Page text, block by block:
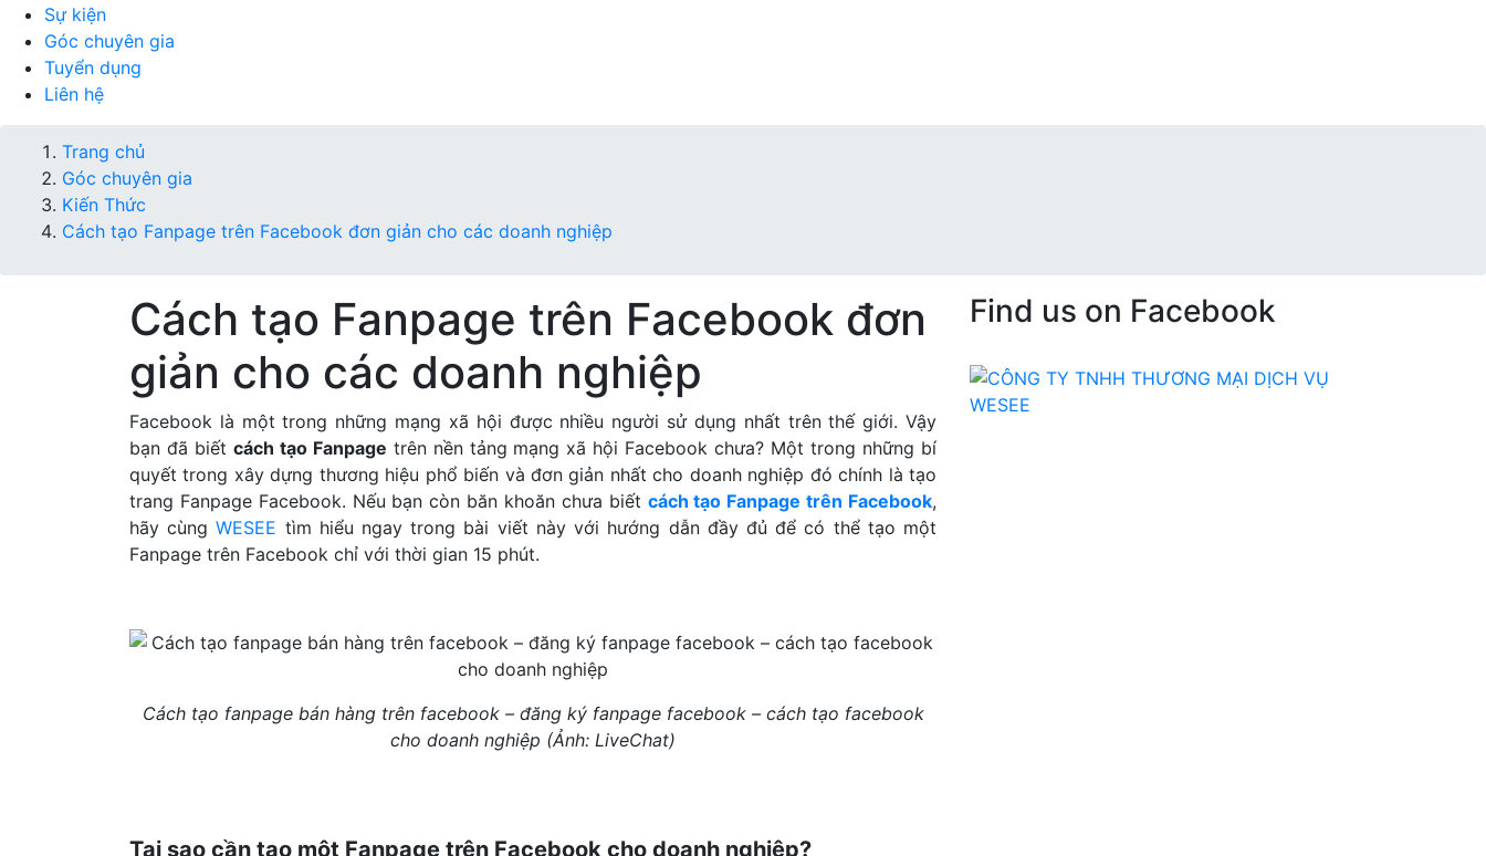
Sự kiện
Góc chuyên gia
Tuyển dụng
Liên hệ
Trang chủ
Góc chuyên gia
Kiến Thức
Cách tạo Fanpage trên Facebook đơn giản cho các doanh nghiệp
Cách tạo Fanpage trên Facebook đơn
giản cho các doanh nghiệp
Facebook là một trong những mạng xã hội được nhiều người sử dụng nhất trên thế giới. Vậy
bạn đã biết cách tạo Fanpage trên nền tảng mạng xã hội Facebook chưa? Một trong những bí
quyết trong xây dựng thương hiệu phổ biến và đơn giản nhất cho doanh nghiệp đó chính là tạo
trang Fanpage Facebook. Nếu bạn còn băn khoăn chưa biết cách tạo Fanpage trên Facebook,
hãy cùngWESEE tìm hiểu ngay trong bài viết này với hướng dẫn đầy đủ để có thể tạo một
Fanpage trên Facebook chỉ với thời gian 15 phút.
Cách tạo fanpage bán hàng trên facebook – đăng ký fanpage facebook – cách tạo facebook
cho doanh nghiệp (Ảnh: LiveChat)
Tại sao cần tạo một Fanpage trên Facebook cho doanh nghiệp?
Find us on Facebook